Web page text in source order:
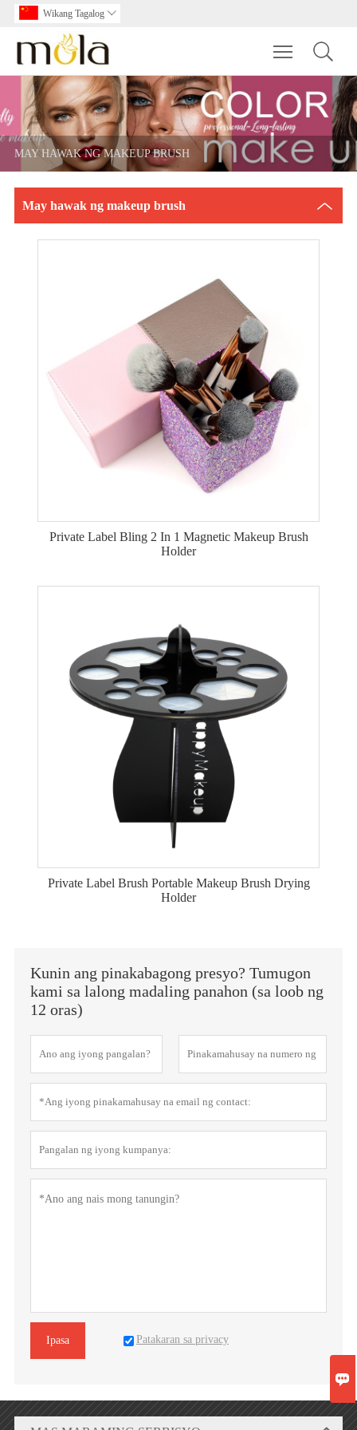
Wikang Tagalog 
Toggle
MAY HAWAK NG MAKEUP BRUSH
May hawak ng makeup brush
Private Label Bling 2 In 1 Magnetic Makeup Brush
Holder
Private Label Brush Portable Makeup Brush Drying
Holder
Kunin ang pinakabagong presyo? Tumugon
kami sa lalong madaling panahon (sa loob ng
12 oras)
Ipasa Patakaran sa privacy
